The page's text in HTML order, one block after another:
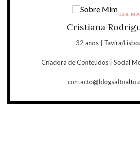
Cristiana
32 anos | Tavira/
Criadora de Conteúdos | Social
LER